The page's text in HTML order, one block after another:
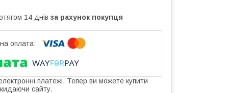
14 днів за рахунок покупця
платежі. Тепер ви можете купити
сайту.